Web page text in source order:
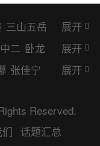
三山五岳
展开
中二 卧龙
CP BUG
BP 猎奇
对食
麻瓜
展开
张佳宁
孙俪 倪
李小冉
展开
Reserved.
话题汇总